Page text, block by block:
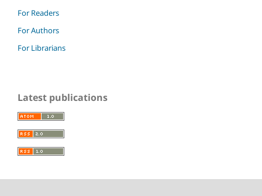
For Readers
For Authors
For Librarians
Latest publications